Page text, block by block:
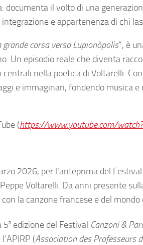
documenta il volto di una
e appartenenza di chi
grande corsa verso Lupionòpolis”, è
Un episodio reale che diventa
nella poetica di Voltarelli.
e immaginari, fondendo musica
(https://www.youtube.com/
2026, per l’anteprima del Festival
Voltarelli. Da anni presente
la canzone francese e del
5aedizione del Festival Canzoni &
(Association des Professeurs